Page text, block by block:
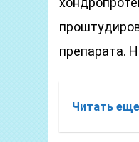
препарата.
Читать